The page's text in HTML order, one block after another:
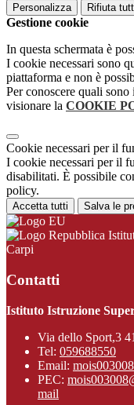
Personalizza Rifiuta
Gestione cookie
In questa schermata è
I cookie necessari sono
piattaforma e non è
Per conoscere quali
visionare la COOKIE
Cookie necessari per il
I cookie necessari per il
disabilitati. È possibile
policy.
Accetta tutti Salva le
Carpi
Contatti
Istituto Istruzione
Via dello Sport,3
Tel: 059688550
Email:
PEC:
mail